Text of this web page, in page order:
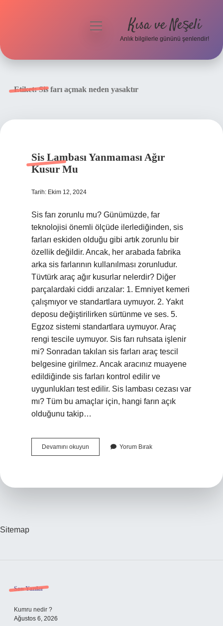
menüyü
Kısa ve Neşeli
Anlık bilgilerle gününü şenlendir!
Etiket:Sis farı açmak neden yasaktır
Sis Lambası Yanmaması Ağır
Kusur Mu
Tarih: Ekim 12, 2024
Sis farı zorunlu mu? Günümüzde, far
teknolojisi önemli ölçüde ilerlediğinden, sis
farları eskiden olduğu gibi artık zorunlu bir
özellik değildir. Ancak, her arabada fabrika
arka sis farlarının kullanılması zorunludur.
Tüvtürk araç ağır kusurlar nelerdir? Diğer
parçalardaki ciddi arızalar: 1. Emniyet kemeri
çalışmıyor ve standartlara uymuyor. 2. Yakıt
deposu değiştirilirken sürtünme ve ses. 5.
Egzoz sistemi standartlara uymuyor. Araç
rengi tescile uymuyor. Sis farı ruhsata işlenir
mi? Sonradan takılan sis farları araç tescil
belgesine girilmez. Ancak aracınız muayene
edildiğinde sis farları kontrol edilir ve
uygunlukları test edilir. Sis lambası cezası var
mı? Tüm bu amaçlar için, hangi farın açık
olduğunu takip…
Devamını okuyun
Lambası
Yorum Bırak
Sitemap
Sidebar
Son Yazılar
Kumru nedir ?
Ağustos 6, 2026